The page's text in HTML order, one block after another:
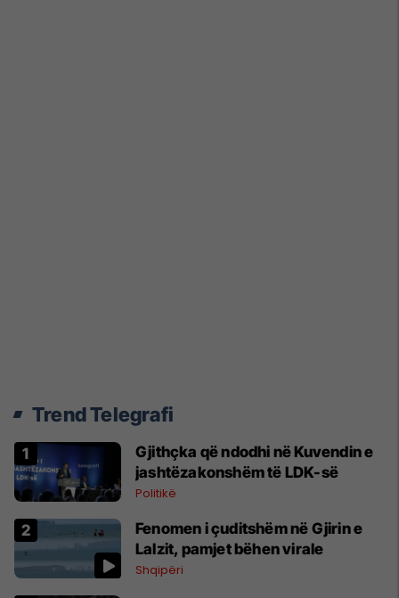
Trend Telegrafi
Gjithçka që ndodhi në Kuvendin e
jashtëzakonshëm të LDK-së
Politikë
Fenomen i çuditshëm në Gjirin e
Lalzit, pamjet bëhen virale
Shqipëri